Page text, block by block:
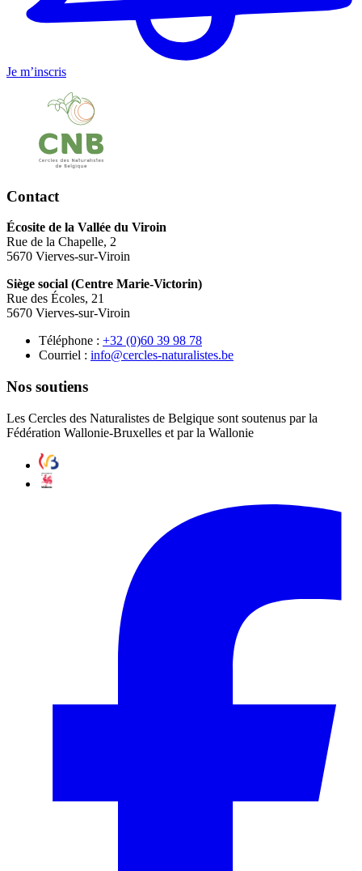
Je m’inscris
Contact
Écosite de la Vallée du Viroin
Rue de la Chapelle, 2
5670 Vierves-sur-Viroin
Siège social (Centre Marie-Victorin)
Rue des Écoles, 21
5670 Vierves-sur-Viroin
Téléphone : 87 89 93 06(0) 23+
Courriel : eb.setsilarutan-selcrec@ofni
Nos soutiens
Les Cercles des Naturalistes de Belgique sont soutenus par la
Fédération Wallonie-Bruxelles et par la Wallonie